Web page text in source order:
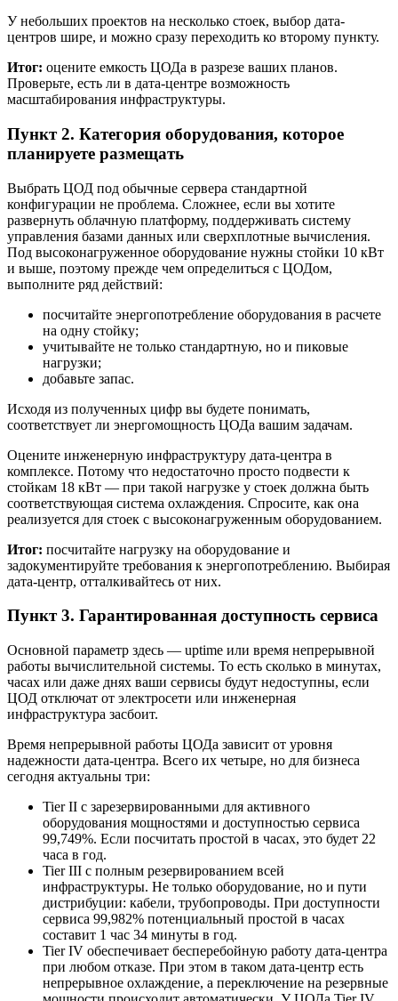
У небольших проектов на несколько стоек, выбор дата-
центров шире, и можно сразу переходить ко второму пункту.
Итог: оцените емкость ЦОДа в разрезе ваших планов.
Проверьте, есть ли в дата-центре возможность
масштабирования инфраструктуры.
Пункт 2. Категория оборудования, которое
планируете размещать
Выбрать ЦОД под обычные сервера стандартной
конфигурации не проблема. Сложнее, если вы хотите
развернуть облачную платформу, поддерживать систему
управления базами данных или сверхплотные вычисления.
Под высоконагруженное оборудование нужны стойки 10 кВт
и выше, поэтому прежде чем определиться с ЦОДом,
выполните ряд действий:
посчитайте энергопотребление оборудования в расчете
на одну стойку;
учитывайте не только стандартную, но и пиковые
нагрузки;
добавьте запас.
Исходя из полученных цифр вы будете понимать,
соответствует ли энергомощность ЦОДа вашим задачам.
Оцените инженерную инфраструктуру дата-центра в
комплексе. Потому что недостаточно просто подвести к
стойкам 18 кВт — при такой нагрузке у стоек должна быть
соответствующая система охлаждения. Спросите, как она
реализуется для стоек с высоконагруженным оборудованием.
Итог: посчитайте нагрузку на оборудование и
задокументируйте требования к энергопотреблению. Выбирая
дата-центр, отталкивайтесь от них.
Пункт 3. Гарантированная доступность сервиса
Основной параметр здесь — uptime или время непрерывной
работы вычислительной системы. То есть сколько в минутах,
часах или даже днях ваши сервисы будут недоступны, если
ЦОД отключат от электросети или инженерная
инфраструктура засбоит.
Время непрерывной работы ЦОДа зависит от уровня
надежности дата-центра. Всего их четыре, но для бизнеса
сегодня актуальны три:
Tier II с зарезервированными для активного
оборудования мощностями и доступностью сервиса
99,749%. Если посчитать простой в часах, это будет 22
часа в год.
Tier III с полным резервированием всей
инфраструктуры. Не только оборудование, но и пути
дистрибуции: кабели, трубопроводы. При доступности
сервиса 99,982% потенциальный простой в часах
составит 1 час 34 минуты в год.
Tier IV обеспечивает бесперебойную работу дата-центра
при любом отказе. При этом в таком дата-центр есть
непрерывное охлаждение, а переключение на резервные